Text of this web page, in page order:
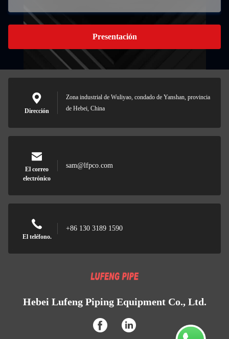
Presentación
Dirección
Zona industrial de Wuliyao, condado de Yanshan, provincia
de Hebei, China
El correo
electrónico
sam@lfpco.com
El teléfono.
+86 130 3189 1590
Hebei Lufeng Piping Equipment Co., Ltd.